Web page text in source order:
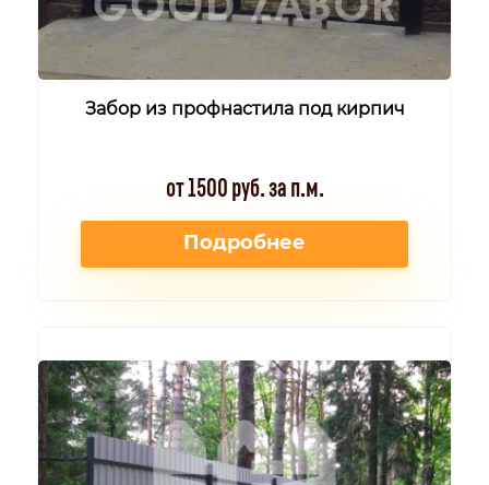
Забор из профнастила под кирпич
от 1500 руб. за п.м.
Подробнее